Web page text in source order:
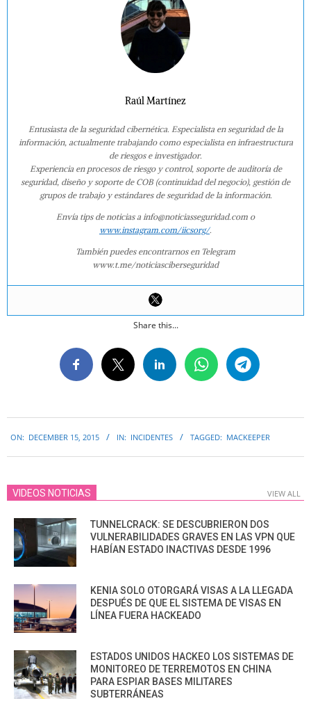
Raúl Martínez
Entusiasta de la seguridad cibernética. Especialista en seguridad de la
información, actualmente trabajando como especialista en infraestructura
de riesgos e investigador.
Experiencia en procesos de riesgo y control, soporte de auditoría de
seguridad, diseño y soporte de COB (continuidad del negocio), gestión de
grupos de trabajo y estándares de seguridad de la información.
Envía tips de noticias a info@noticiasseguridad.com o
www.instagram.com/iicsorg/.
También puedes encontrarnos en Telegram
www.t.me/noticiasciberseguridad
Share this...
12-
15
ON: DECEMBER 15, 2015 IN: INCIDENTES TAGGED: MACKEEPER
VIDEOS NOTICIAS VIEW ALL
TUNNELCRACK: SE DESCUBRIERON DOS
VULNERABILIDADES GRAVES EN LAS VPN QUE
HABÍAN ESTADO INACTIVAS DESDE 1996
KENIA SOLO OTORGARÁ VISAS A LA LLEGADA
DESPUÉS DE QUE EL SISTEMA DE VISAS EN
LÍNEA FUERA HACKEADO
ESTADOS UNIDOS HACKEO LOS SISTEMAS DE
MONITOREO DE TERREMOTOS EN CHINA
PARA ESPIAR BASES MILITARES
SUBTERRÁNEAS